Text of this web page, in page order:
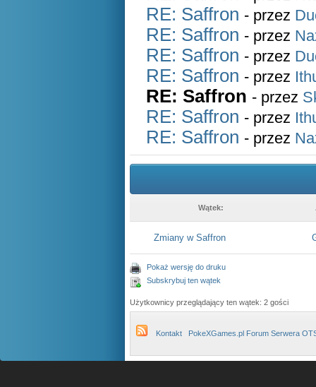
RE: Saffron - przez
RE: Saffron - przez
RE: Saffron - przez
RE: Saffron - przez
RE: Saffron - przez
RE: Saffron - przez
RE: Saffron - przez
Wątek:
Zmiany w Saffron
Pokaż wersję do druku
Subskrybuj ten wątek
Użytkownicy przeglądający ten wątek: 2 gości
Kontakt PokeXGames.pl Forum Serwera